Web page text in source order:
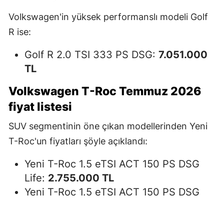
Volkswagen'in yüksek performanslı modeli Golf
R ise:
Golf R 2.0 TSI 333 PS DSG: 7.051.000
TL
Volkswagen T-Roc Temmuz 2026
fiyat listesi
SUV segmentinin öne çıkan modellerinden Yeni
T-Roc'un fiyatları şöyle açıklandı:
Yeni T-Roc 1.5 eTSI ACT 150 PS DSG
Life: 2.755.000 TL
Yeni T-Roc 1.5 eTSI ACT 150 PS DSG